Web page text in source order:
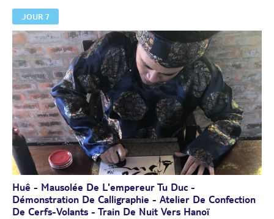
Déjeuner.
Visite de la
bateau "Dragon" sur la rivière des Parfums.
Le soir, vous jouerez les empereurs ou les mandarins dans leur
tunique d’apparat le temps d’un
dîner costuméagrémenté de
musique traditionnelle.
Nuit à l'hôtel à Huê.
JOUR 7
Huê - Mausolée De L'empereur Tu Duc -
Démonstration De Calligraphie - Atelier De Confection
De Cerfs-Volants - Train De Nuit Vers Hanoï